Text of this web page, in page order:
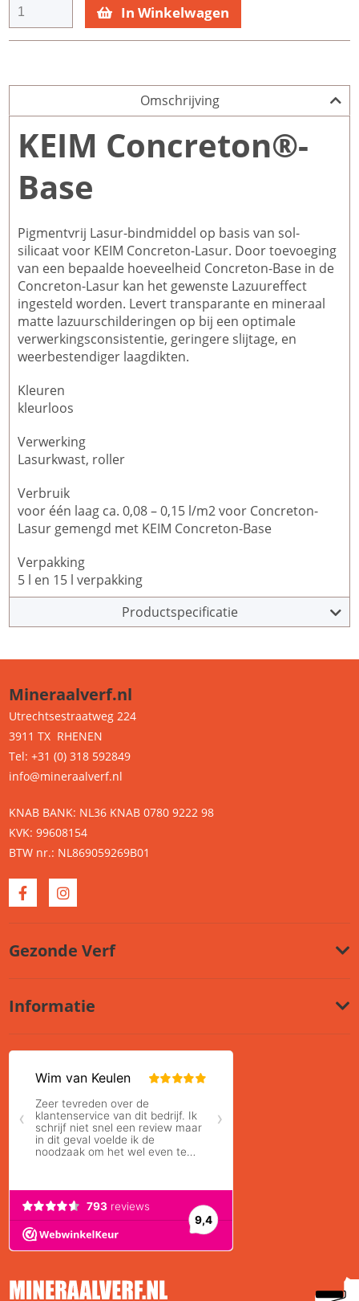
In Winkelwagen
Omschrijving
KEIM Concreton®-
Base
Pigmentvrij Lasur-bindmiddel op basis van sol-
silicaat voor KEIM Concreton-Lasur. Door toevoeging
van een bepaalde hoeveelheid Concreton-Base in de
Concreton-Lasur kan het gewenste Lazuureffect
ingesteld worden. Levert transparante en mineraal
matte lazuurschilderingen op bij een optimale
verwerkingsconsistentie, geringere slijtage, en
weerbestendiger laagdikten.
Kleuren
kleurloos
Verwerking
Lasurkwast, roller
Verbruik
voor één laag ca. 0,08 – 0,15 l/m2 voor Concreton-
Lasur gemengd met KEIM Concreton-Base
Verpakking
5 l en 15 l verpakking
Productspecificatie
Mineraalverf.nl
Utrechtsestraatweg 224
3911 TX RHENEN
Tel: +31 (0) 318 592849
info@mineraalverf.nl
KNAB BANK: NL36 KNAB 0780 9222 98
KVK: 99608154
BTW nr.: NL869059269B01
Gezonde Verf
Informatie